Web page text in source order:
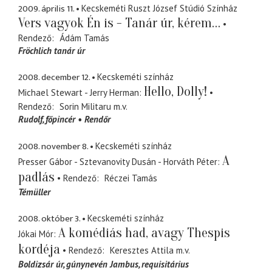
2009. április 11. Kecskeméti Ruszt József Stúdió Színház
Vers vagyok Én is - Tanár úr, kérem…
Rendező
Ádám Tamás
Fröchlich tanár úr
2008. december 12.
Kecskeméti színház
Michael Stewart - Jerry Herman Hello, Dolly!
Rendező Sorin Militaru m.v.
Rudolf főpincér Rendőr
2008. november 8.
Kecskeméti színház
Presser Gábor - Sztevanovity Dusán - Horváth Péter A
padlás
Rendező
Réczei Tamás
Témüller
2008. október 3.
Kecskeméti színház
Jókai Mór A komédiás had, avagy Thespis
kordéja
Rendező Keresztes Attila m.v.
Boldizsár úr, gúnynevén Jambus requisitárius